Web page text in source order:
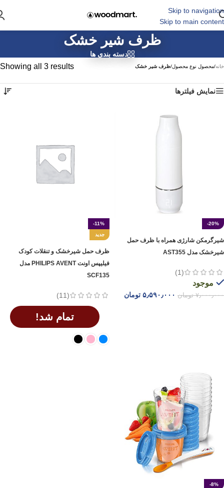
Skip to navigation
Skip to main content
ظرف شیر خشک
دسته بندی ها
خانه/محصول نوع محصول/ظرف شیر خشک Showing all 3 results
نمایش فیلترها
-20%
شیرگرمکن شارژی همراه با ظرف حمل
شیرخشک مدل AST355
(1)
موجود
۷٫۰۰۰٫۰۰۰ تومان ۵٫۵۹۰٫۰۰۰ تومان
-11%
جدید
ظرف حمل شیرخشک و تنقلات کودک
فیلیپس اونت PHILIPS AVENT مدل
SCF135
(11)
تمام شد!
-8%